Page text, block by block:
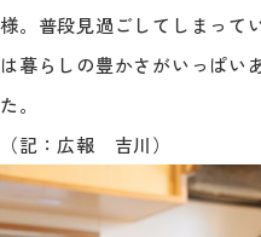
様。普段見過ごしてしまって
は暮らしの豊かさがいっぱい
た。
（記：広報 吉川）